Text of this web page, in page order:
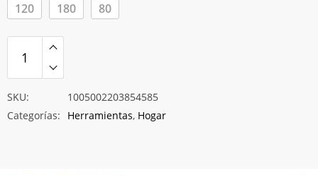
120 180 80
SKU:
1005002203854585
Categorías:
Herramientas, Hogar